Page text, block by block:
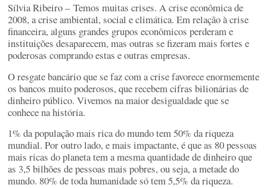
Sílvia Ribeiro –Temos muitas crises. A crise econômica de
2008, a crise ambiental, social e climática. Em relação à crise
financeira, alguns grandes grupos econômicos perderam e
instituições desaparecem, mas outras se fizeram mais fortes e
poderosas comprando estas e outras empresas.
O resgate bancário que se faz com a crise favorece enormemente
os bancos muito poderosos, que recebem cifras bilionárias de
dinheiro público. Vivemos na maior desigualdade que se
conhece na história.
1% da população mais rica do mundo tem 50% da riqueza
mundial. Por outro lado, e mais impactante, é que as 80 pessoas
mais ricas do planeta tem a mesma quantidade de dinheiro que
as 3,5 bilhões de pessoas mais pobres, ou seja, a metade do
mundo. 80% de toda humanidade só tem 5,5% da riqueza.